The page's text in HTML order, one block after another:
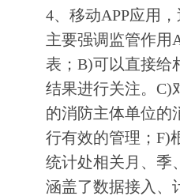
4、移动APP应用
主要强调监管作用
表；B)可以直接给
结果进行关注。C)
的消防主体单位的
行有效的管理；F)
统计处相关月、季
涵盖了数据接入、